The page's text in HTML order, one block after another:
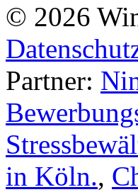
© 2026
Partner:
in Köln.,